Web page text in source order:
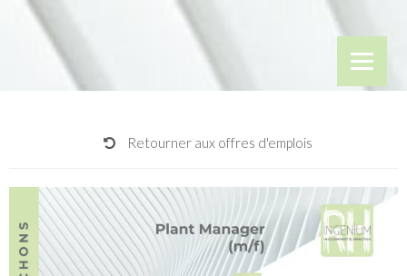
Retourner aux offres d'emplois